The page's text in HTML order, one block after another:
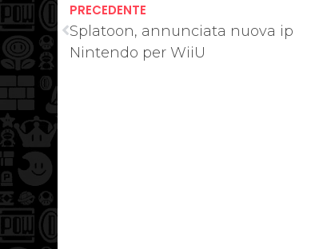
PRECEDENTE
Splatoon, annunciata nuova ip
Nintendo per WiiU